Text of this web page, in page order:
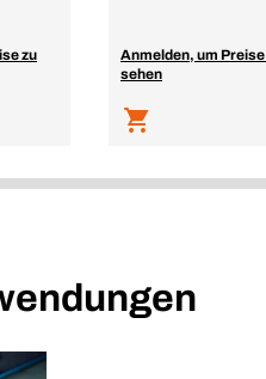
zu
Anmelden, um Preise
sehen